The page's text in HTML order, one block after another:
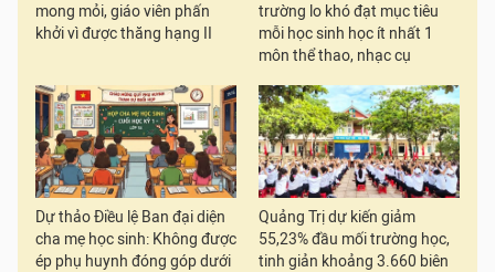
mong mỏi, giáo viên phấn
khởi vì được thăng hạng II
trường lo khó đạt mục tiêu
mỗi học sinh học ít nhất 1
môn thể thao, nhạc cụ
Dự thảo Điều lệ Ban đại diện
cha mẹ học sinh: Không được
ép phụ huynh đóng góp dưới
Quảng Trị dự kiến giảm
55,23% đầu mối trường học,
tinh giản khoảng 3.660 biên